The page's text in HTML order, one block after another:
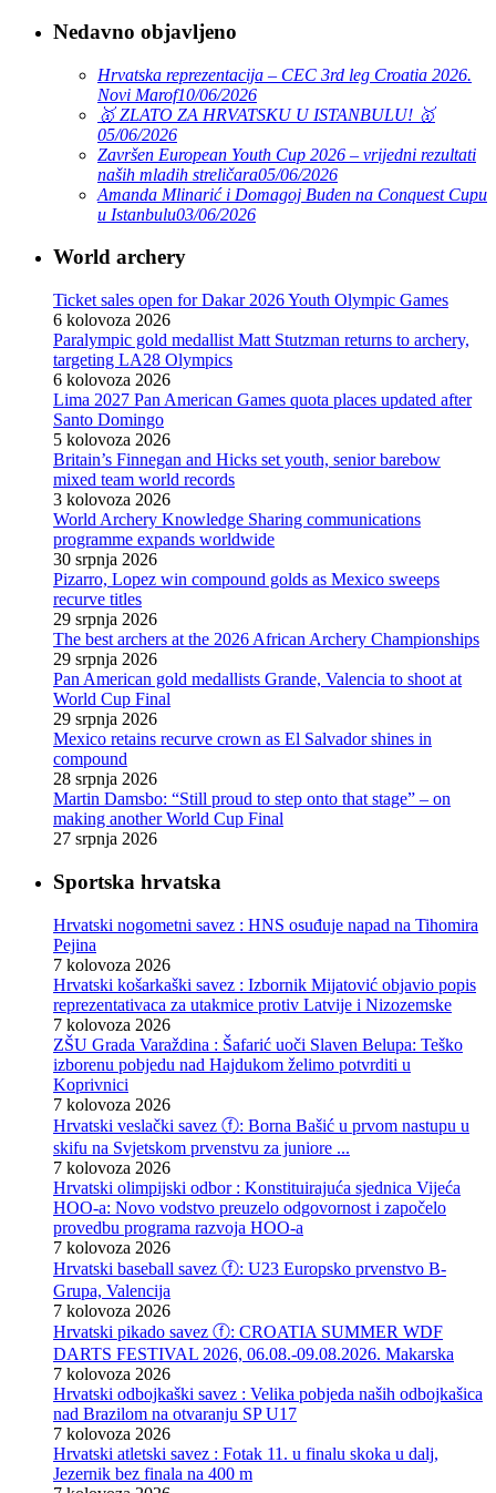
Nedavno objavljeno
Hrvatska reprezentacija – CEC 3rd leg Croatia 2026.
Novi Marof10/06/2026
🥇 ZLATO ZA HRVATSKU U ISTANBULU! 🥇
05/06/2026
Završen European Youth Cup 2026 – vrijedni rezultati
naših mladih streličara05/06/2026
Amanda Mlinarić i Domagoj Buden na Conquest Cupu
u Istanbulu03/06/2026
World archery
Ticket sales open for Dakar 2026 Youth Olympic Games
6 kolovoza 2026
Paralympic gold medallist Matt Stutzman returns to archery,
targeting LA28 Olympics
6 kolovoza 2026
Lima 2027 Pan American Games quota places updated after
Santo Domingo
5 kolovoza 2026
Britain’s Finnegan and Hicks set youth, senior barebow
mixed team world records
3 kolovoza 2026
World Archery Knowledge Sharing communications
programme expands worldwide
30 srpnja 2026
Pizarro, Lopez win compound golds as Mexico sweeps
recurve titles
29 srpnja 2026
The best archers at the 2026 African Archery Championships
29 srpnja 2026
Pan American gold medallists Grande, Valencia to shoot at
World Cup Final
29 srpnja 2026
Mexico retains recurve crown as El Salvador shines in
compound
28 srpnja 2026
Martin Damsbo: “Still proud to step onto that stage” – on
making another World Cup Final
27 srpnja 2026
Sportska hrvatska
Hrvatski nogometni savez : HNS osuđuje napad na Tihomira
Pejina
7 kolovoza 2026
Hrvatski košarkaški savez : Izbornik Mijatović objavio popis
reprezentativaca za utakmice protiv Latvije i Nizozemske
7 kolovoza 2026
ZŠU Grada Varaždina : Šafarić uoči Slaven Belupa: Teško
izborenu pobjedu nad Hajdukom želimo potvrditi u
Koprivnici
7 kolovoza 2026
Hrvatski veslački savez ⓕ: Borna Bašić u prvom nastupu u
skifu na Svjetskom prvenstvu za juniore ...
7 kolovoza 2026
Hrvatski olimpijski odbor : Konstituirajuća sjednica Vijeća
HOO-a: Novo vodstvo preuzelo odgovornost i započelo
provedbu programa razvoja HOO-a
7 kolovoza 2026
Hrvatski baseball savez ⓕ: U23 Europsko prvenstvo B-
Grupa, Valencija
7 kolovoza 2026
Hrvatski pikado savez ⓕ: CROATIA SUMMER WDF
DARTS FESTIVAL 2026, 06.08.-09.08.2026. Makarska
7 kolovoza 2026
Hrvatski odbojkaški savez : Velika pobjeda naših odbojkašica
nad Brazilom na otvaranju SP U17
7 kolovoza 2026
Hrvatski atletski savez : Fotak 11. u finalu skoka u dalj,
Jezernik bez finala na 400 m